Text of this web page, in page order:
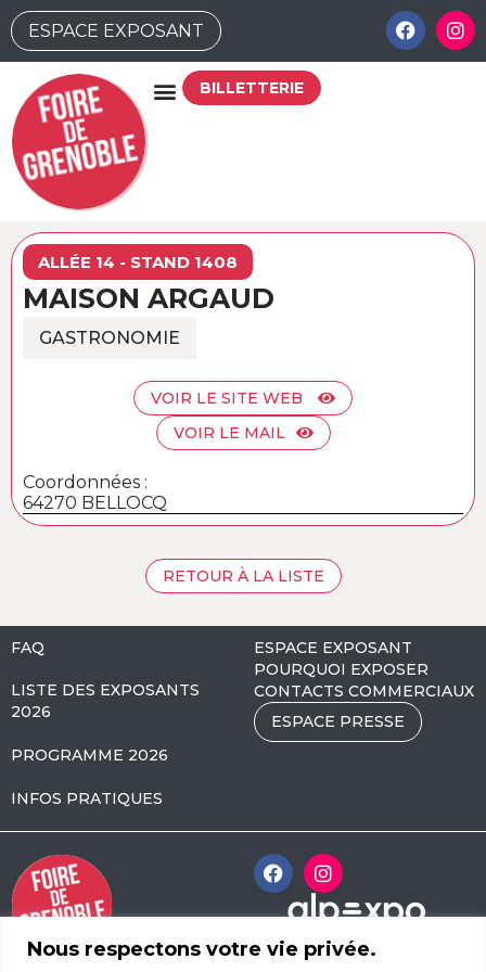
Nous respectons votre vie privée.
ESPACE EXPOSANT
BILLETTERIE
ALLÉE 14 - STAND 1408
MAISON ARGAUD
GASTRONOMIE
VOIR LE SITE WEB
VOIR LE MAIL
Coordonnées :
64270 BELLOCQ
RETOUR À LA LISTE
FAQ
LISTE DES EXPOSANTS
2026
PROGRAMME 2026
INFOS PRATIQUES
ESPACE EXPOSANT
POURQUOI EXPOSER
CONTACTS COMMERCIAUX
ESPACE PRESSE